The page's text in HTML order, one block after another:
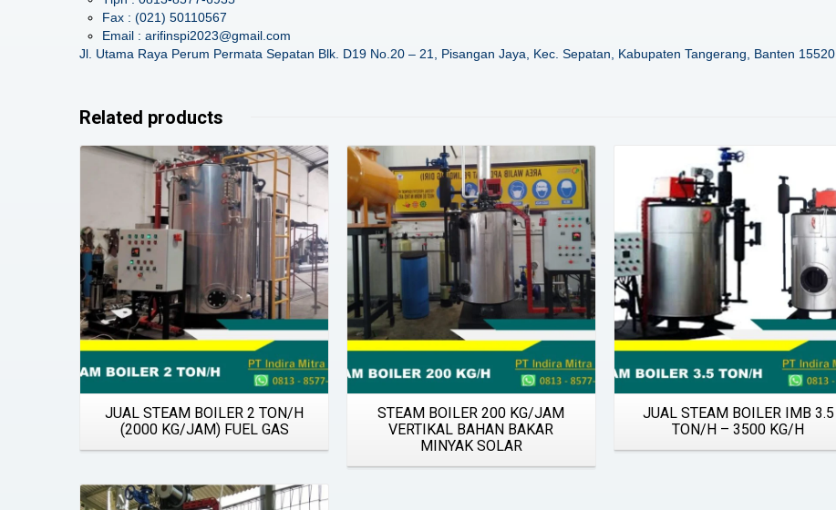
Fax : (021) 50110567
Email : arifinspi2023@gmail.com
Jl. Utama Raya Perum Permata Sepatan Blk. D19 No.20 – 21, Pisangan Jaya, Kec. Sepatan, Kabupaten Tangerang, Banten 15520
Related products
Details
JUAL STEAM BOILER 2 TON/H
(2000 KG/JAM) FUEL GAS
Details
STEAM BOILER 200 KG/JAM
VERTIKAL BAHAN BAKAR
MINYAK SOLAR
Details
JUAL STEAM BOILER IMB 3.5
TON/H – 3500 KG/H